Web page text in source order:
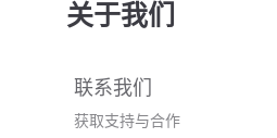
关于我们
联系我们
获取支持与合作